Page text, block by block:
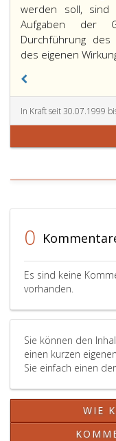
werden soll, sind
Aufgaben der
Durchführung des
des eigenen
In Kraft seit 30.07.1999
0
Es sind keine
vorhanden.
Sie können den
einen kurzen
Sie einfach einen
WIE